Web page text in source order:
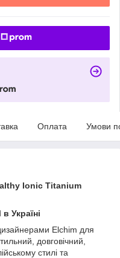
Оплата Умови
Ionic Titanium
Україні
Elchim для
довговічний,
стилі та